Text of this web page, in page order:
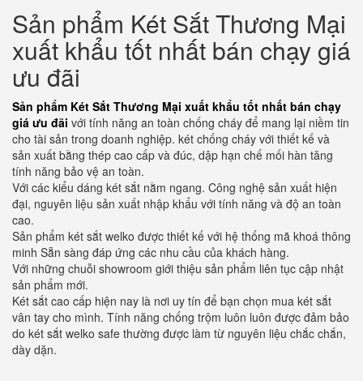
Sản phẩm Két Sắt Thương Mại
xuất khẩu tốt nhất bán chạy giá
ưu đãi
Sản phẩm Két Sắt Thương Mại xuất khẩu tốt nhất bán chạy
giá ưu đãi với tính năng an toàn chống cháy để mang lại niềm tin
cho tài sản trong doanh nghiệp. két chống cháy với thiết kế và
sản xuất bằng thép cao cấp và đúc, dập hạn chế mối hàn tăng
tính năng bảo vệ an toàn.
Với các kiểu dáng két sắt nằm ngang. Công nghệ sản xuất hiện
đại, nguyên liệu sản xuất nhập khẩu với tính năng và độ an toàn
cao.
Sản phẩm két sắt welko được thiết kế với hệ thống mã khoá thông
minh Sẵn sàng đáp ứng các nhu cầu của khách hàng.
Với những chuỗi showroom giới thiệu sản phẩm liên tục cập nhật
sản phẩm mới.
Két sắt cao cấp hiện nay là nơi uy tín để bạn chọn mua két sắt
vân tay cho mình. Tính năng chống trộm luôn luôn được đảm bảo
do két sắt welko safe thường được làm từ nguyên liệu chắc chắn,
dày dặn.